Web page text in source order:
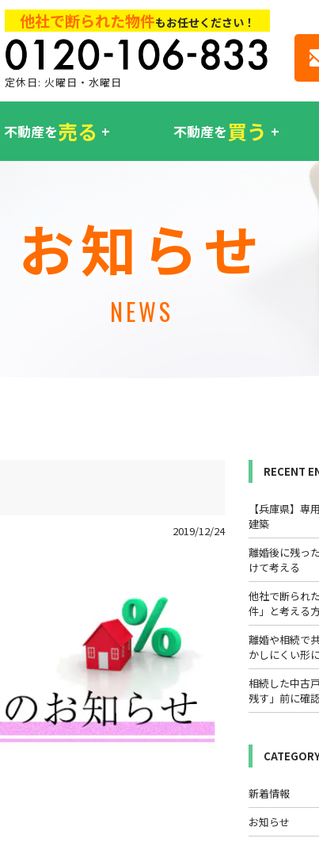
他社で断られた物件もお任せください！
定休日: 火曜日・水曜日
不動産を売る 不動産を買う
お知らせ
NEWS
2019/12/24
RECENT
【兵庫県】
建築
離婚後に残っ
けて考える
他社で断られ
件」と考える
離婚や相続で
かしにくい形
相続した中古
残す」前に確
新着情報
お知らせ